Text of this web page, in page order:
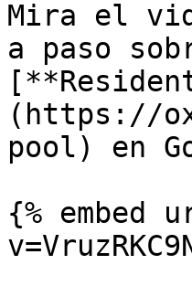
Mira el
a paso
(https://
pool) en
{% embed